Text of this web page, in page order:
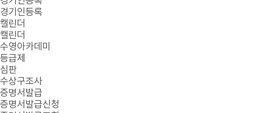
경기인등록
캘린더
캘린더
수영아카데미
등급제
심판
수상구조사
증명서발급
증명서발급신청